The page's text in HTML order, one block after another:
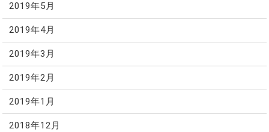
2019年5月
2019年4月
2019年3月
2019年2月
2019年1月
2018年12月